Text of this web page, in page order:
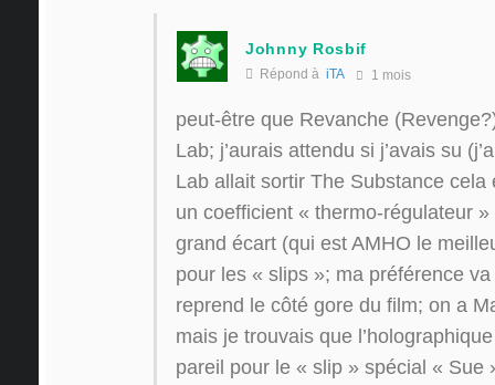
Johnny Rosbif
Répond à iTA 1 mois
peut-être que Revanche
Lab; j’aurais attendu si j’avais su
Lab allait sortir The Substance
un coefficient « thermo-régulateur
grand écart (qui est AMHO le
pour les « slips »; ma préférence
reprend le côté gore du film; on a
mais je trouvais que
pareil pour le « slip » spécial « Sue